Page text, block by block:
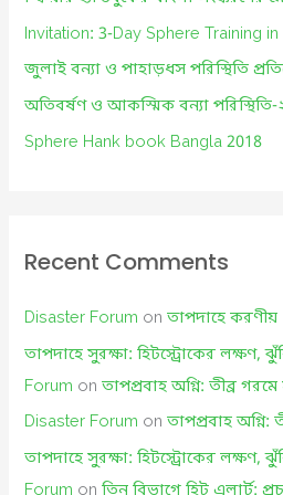
o
r
Invitation: 3-Day Sphere Training
জুলাই বন্যা ও পাহাড়ধস পরিস্থিতি
অতিবর্ষণ ও আকস্মিক বন্যা
Sphere Hank book Bangla 2018
Recent Comments
Disaster Forum onতাপদাহে করণীয়
তাপদাহে সুরক্ষা: হিটস্ট্রোকের লক্ষণ,
Forum onতাপপ্রবাহ অগ্নি: তীব্র
Disaster Forum onতাপপ্রবাহ
তাপদাহে সুরক্ষা: হিটস্ট্রোকের লক্ষণ,